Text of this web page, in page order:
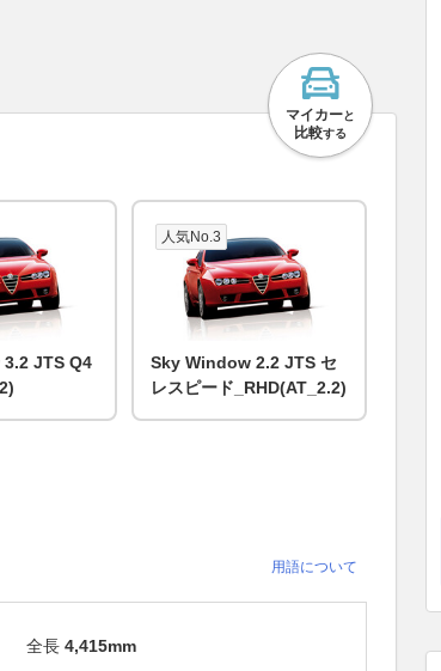
マイカーと
比較する
JTS Q4
人気No.3
Sky Window 2.2 JTS セ
レスピード_RHD(AT_2.2)
用語について
全長 4,415mm